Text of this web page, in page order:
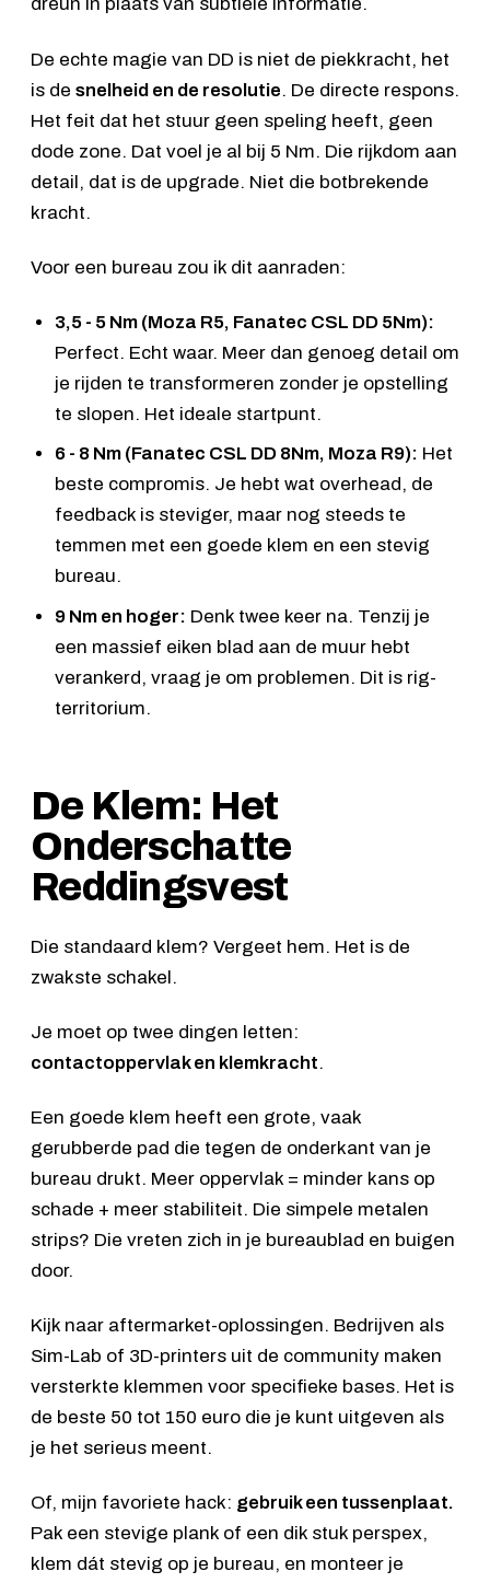
dreun in plaats van subtiele informatie.
De echte magie van DD is niet de piekkracht, het
is de snelheid en de resolutie. De directe respons.
Het feit dat het stuur geen speling heeft, geen
dode zone. Dat voel je al bij 5 Nm. Die rijkdom aan
detail, dat is de upgrade. Niet die botbrekende
kracht.
Voor een bureau zou ik dit aanraden:
3,5 - 5 Nm (Moza R5, Fanatec CSL DD 5Nm):
Perfect. Echt waar. Meer dan genoeg detail om
je rijden te transformeren zonder je opstelling
te slopen. Het ideale startpunt.
6 - 8 Nm (Fanatec CSL DD 8Nm, Moza R9): Het
beste compromis. Je hebt wat overhead, de
feedback is steviger, maar nog steeds te
temmen met een goede klem en een stevig
bureau.
9 Nm en hoger: Denk twee keer na. Tenzij je
een massief eiken blad aan de muur hebt
verankerd, vraag je om problemen. Dit is rig-
territorium.
De Klem: Het
Onderschatte
Reddingsvest
Die standaard klem? Vergeet hem. Het is de
zwakste schakel.
Je moet op twee dingen letten:
contactoppervlak en klemkracht.
Een goede klem heeft een grote, vaak
gerubberde pad die tegen de onderkant van je
bureau drukt. Meer oppervlak = minder kans op
schade + meer stabiliteit. Die simpele metalen
strips? Die vreten zich in je bureaublad en buigen
door.
Kijk naar aftermarket-oplossingen. Bedrijven als
Sim-Lab of 3D-printers uit de community maken
versterkte klemmen voor specifieke bases. Het is
de beste 50 tot 150 euro die je kunt uitgeven als
je het serieus meent.
Of, mijn favoriete hack: gebruik een tussenplaat.
Pak een stevige plank of een dik stuk perspex,
klem dát stevig op je bureau, en monteer je